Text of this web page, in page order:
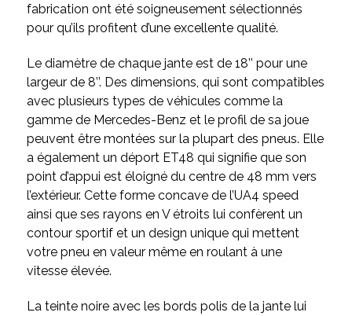
fabrication ont été soigneusement sélectionnés
pour qu’ils profitent d’une excellente qualité.
Le diamètre de chaque jante est de 18’’ pour une
largeur de 8’’. Des dimensions, qui sont compatibles
avec plusieurs types de véhicules comme la
gamme de Mercedes-Benz et le profil de sa joue
peuvent être montées sur la plupart des pneus. Elle
a également un déport ET48 qui signifie que son
point d’appui est éloigné du centre de 48 mm vers
l’extérieur. Cette forme concave de l’UA4 speed
ainsi que ses rayons en V étroits lui confèrent un
contour sportif et un design unique qui mettent
votre pneu en valeur même en roulant à une
vitesse élevée.
La teinte noire avec les bords polis de la jante lui